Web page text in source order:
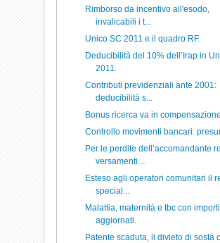
Rimborso da incentivo all'esodo,
invalicabili i t...
Unico SC 2011 e il quadro RF.
Deducibilità del 10% dell’Irap in
2011.
Contributi previdenziali ante 2001:
deducibilità s...
Bonus ricerca va in
Controllo movimenti bancari:
Per le perdite dell’accomandante
versamenti ...
Esteso agli operatori comunitari il
special...
Malattia, maternità e tbc con importi
aggiornati.
Patente scaduta, il divieto di sosta